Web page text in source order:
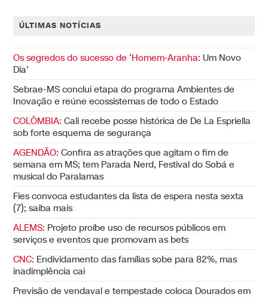
ÚLTIMAS NOTÍCIAS
Os segredos do sucesso de ‘Homem-Aranha: Um Novo
Dia’
Sebrae-MS conclui etapa do programa Ambientes de
Inovação e reúne ecossistemas de todo o Estado
COLÔMBIA: Cali recebe posse histórica de De La Espriella
sob forte esquema de segurança
AGENDÃO: Confira as atrações que agitam o fim de
semana em MS; tem Parada Nerd, Festival do Sobá e
musical do Paralamas
Fies convoca estudantes da lista de espera nesta sexta
(7); saiba mais
ALEMS: Projeto proíbe uso de recursos públicos em
serviços e eventos que promovam as bets
CNC: Endividamento das famílias sobe para 82%, mas
inadimplência cai
Previsão de vendaval e tempestade coloca Dourados em